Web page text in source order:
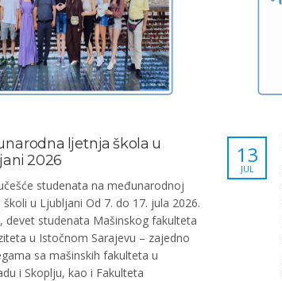
ljetnja škola u
2026
studenata na međunarodnoj
u Ljubljani Od 7. do 17. jula 2026.
devet studenata Mašinskog fakulteta
u Istočnom Sarajevu – zajedno
sa mašinskih fakulteta u
i Skoplju, kao i Fakulteta
13
JUL